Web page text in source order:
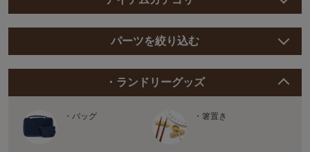
パーツを絞り込む
・ランドリーグッズ
・バッグ ・箸置き